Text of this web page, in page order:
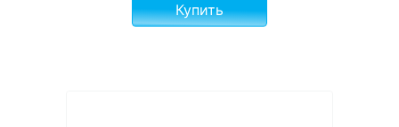
Купить